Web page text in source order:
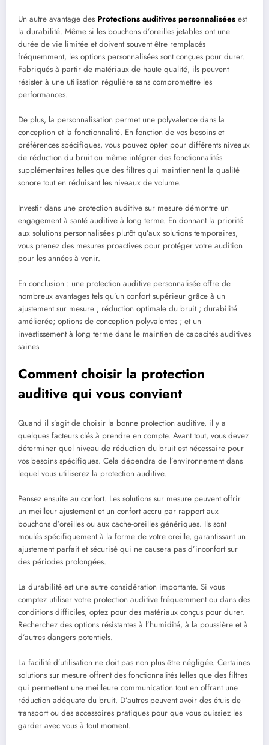
Un autre avantage des Protections auditives personnalisées est
la durabilité. Même si les bouchons d’oreilles jetables ont une
durée de vie limitée et doivent souvent être remplacés
fréquemment, les options personnalisées sont conçues pour durer.
Fabriqués à partir de matériaux de haute qualité, ils peuvent
résister à une utilisation régulière sans compromettre les
performances.
De plus, la personnalisation permet une polyvalence dans la
conception et la fonctionnalité. En fonction de vos besoins et
préférences spécifiques, vous pouvez opter pour différents niveaux
de réduction du bruit ou même intégrer des fonctionnalités
supplémentaires telles que des filtres qui maintiennent la qualité
sonore tout en réduisant les niveaux de volume.
Investir dans une protection auditive sur mesure démontre un
engagement à santé auditive à long terme. En donnant la priorité
aux solutions personnalisées plutôt qu’aux solutions temporaires,
vous prenez des mesures proactives pour protéger votre audition
pour les années à venir.
En conclusion : une protection auditive personnalisée offre de
nombreux avantages tels qu’un confort supérieur grâce à un
ajustement sur mesure ; réduction optimale du bruit ; durabilité
améliorée; options de conception polyvalentes ; et un
investissement à long terme dans le maintien de capacités auditives
saines
Comment choisir la protection
auditive qui vous convient
Quand il s’agit de choisir la bonne protection auditive, il y a
quelques facteurs clés à prendre en compte. Avant tout, vous devez
déterminer quel niveau de réduction du bruit est nécessaire pour
vos besoins spécifiques. Cela dépendra de l’environnement dans
lequel vous utiliserez la protection auditive.
Pensez ensuite au confort. Les solutions sur mesure peuvent offrir
un meilleur ajustement et un confort accru par rapport aux
bouchons d’oreilles ou aux cache-oreilles génériques. Ils sont
moulés spécifiquement à la forme de votre oreille, garantissant un
ajustement parfait et sécurisé qui ne causera pas d’inconfort sur
des périodes prolongées.
La durabilité est une autre considération importante. Si vous
comptez utiliser votre protection auditive fréquemment ou dans des
conditions difficiles, optez pour des matériaux conçus pour durer.
Recherchez des options résistantes à l’humidité, à la poussière et à
d’autres dangers potentiels.
La facilité d’utilisation ne doit pas non plus être négligée. Certaines
solutions sur mesure offrent des fonctionnalités telles que des filtres
qui permettent une meilleure communication tout en offrant une
réduction adéquate du bruit. D’autres peuvent avoir des étuis de
transport ou des accessoires pratiques pour que vous puissiez les
garder avec vous à tout moment.